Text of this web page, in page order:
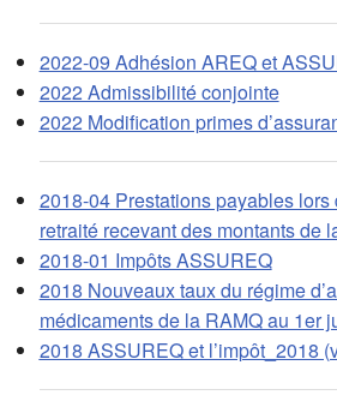
2022-09 Adhésion AREQ et
2022 Admissibilité conjointe
2022 Modification primes
2018-04 Prestations payables lors
retraité recevant des montants de
2018-01 Impôts ASSUREQ
2018 Nouveaux taux du régime
médicaments de la RAMQ au 1er
2018 ASSUREQ et l’impôt_2018